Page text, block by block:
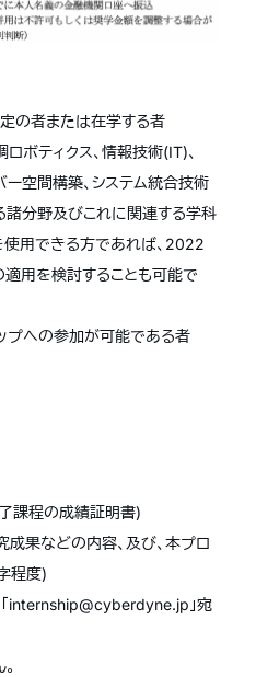
の者または在学する者
ボティクス、情報技術(IT)、
ー空間構築、システム統合技術
諸分野及びこれに関連する学科
用できる方であれば、2022
用を検討することも可能で
プへの参加が可能である者
課程の成績証明書)
果などの内容、及び、本プロ
程度)
internship@cyberdyne.jp」宛